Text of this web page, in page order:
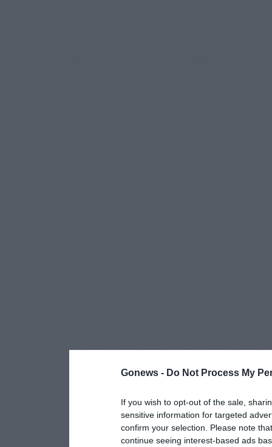
Gonews - Do Not Process My
If you wish to opt-out of the sale,
sensitive information for targeted
confirm your selection. Please note
continue seeing interest-based ads